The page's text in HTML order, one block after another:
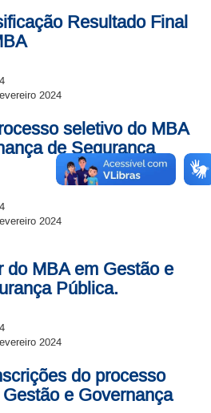
Resultado Final
2024
seletivo do MBA
de Segurança
2024
do MBA em Gestão e
Pública.
2024
do processo
e Governança